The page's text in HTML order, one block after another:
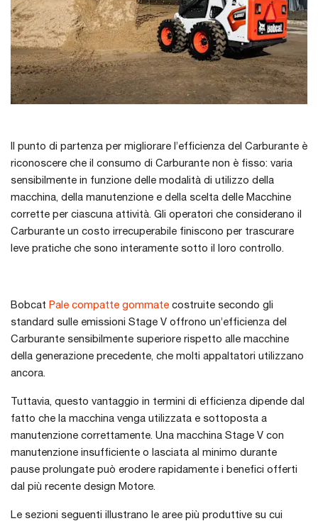
Il punto di partenza per migliorare l’efficienza del Carburante è
riconoscere che il consumo di Carburante non è fisso: varia
sensibilmente in funzione delle modalità di utilizzo della
macchina, della manutenzione e della scelta delle Macchine
corrette per ciascuna attività. Gli operatori che considerano il
Carburante un costo irrecuperabile finiscono per trascurare
leve pratiche che sono interamente sotto il loro controllo.
Bobcat Pale compatte gommate costruite secondo gli
standard sulle emissioni Stage V offrono un’efficienza del
Carburante sensibilmente superiore rispetto alle macchine
della generazione precedente, che molti appaltatori utilizzano
ancora.
Tuttavia, questo vantaggio in termini di efficienza dipende dal
fatto che la macchina venga utilizzata e sottoposta a
manutenzione correttamente. Una macchina Stage V con
manutenzione insufficiente o lasciata al minimo durante
pause prolungate può erodere rapidamente i benefici offerti
dal più recente design Motore.
Le sezioni seguenti illustrano le aree più produttive su cui